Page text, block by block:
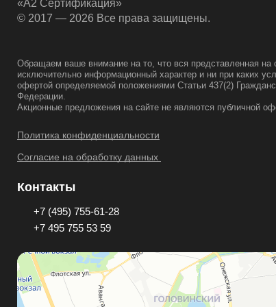
«А2 Сертификация»
© 2017 — 2026 Все права защищены.
Обращаем ваше внимание на то, что вся представленная на
исключительно информационный характер и ни при каких
офертой определяемой положениями Статьи 437(2)
Федерации.
Акционные предложения на сайте не являются публичной
Политика конфиденциальности
Согласие на обработку данных
Контакты
+7 (495) 755-61-28
+7 495 755 53 59